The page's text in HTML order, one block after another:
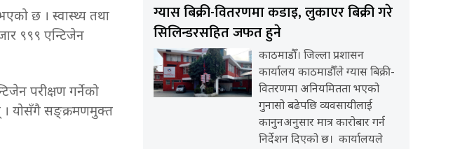
छ । स्वास्थ्य तथा
९९९ एन्टिजेन
परीक्षण गर्नेको
योसँगै सङ्क्रमणमुक्त
ग्यास बिक्री-वितरणमा कडाइ, लुकाएर बिक्री गरे
सिलिन्डरसहित जफत हुने
काठमाडौँ। जिल्ला प्रशासन
कार्यालय काठमाडौँले ग्यास बिक्री-
वितरणमा अनियमितता भएको
गुनासो बढेपछि व्यवसायीलाई
कानुनअनुसार मात्र कारोबार गर्न
निर्देशन दिएको छ। कार्यालयले